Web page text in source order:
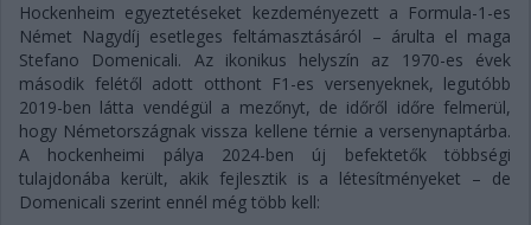
Hockenheim egyeztetéseket kezdeményezett a Formula-1-es
Német Nagydíj esetleges feltámasztásáról – árulta el maga
Stefano Domenicali. Az ikonikus helyszín az 1970-es évek
második felétől adott otthont F1-es versenyeknek, legutóbb
2019-ben látta vendégül a mezőnyt, de időről időre felmerül,
hogy Németországnak vissza kellene térnie a versenynaptárba.
A hockenheimi pálya 2024-ben új befektetők többségi
tulajdonába került, akik fejlesztik is a létesítményeket – de
Domenicali szerint ennél még több kell: